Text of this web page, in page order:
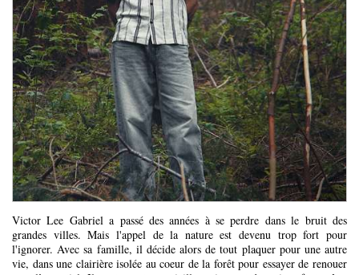
Victor Lee Gabriel a passé des années à se perdre dans le bruit des
grandes villes. Mais l'appel de la nature est devenu trop fort pour
l'ignorer. Avec sa famille, il décide alors de tout plaquer pour une autre
vie, dans une clairière isolée au coeur de la forêt pour essayer de renouer